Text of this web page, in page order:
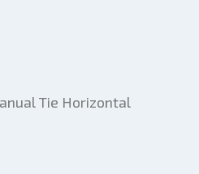
Tie Horizontal